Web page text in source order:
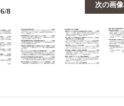
次の画像
6/8